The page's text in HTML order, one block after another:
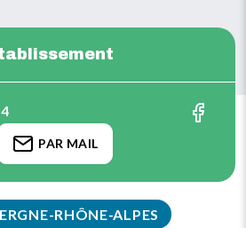
RHÔNE-ALPES
PAR MAIL